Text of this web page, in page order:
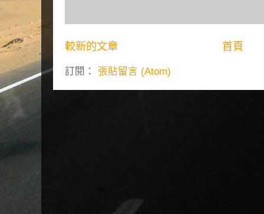
較新的文章 首頁
訂閱： 張貼留言 (Atom)